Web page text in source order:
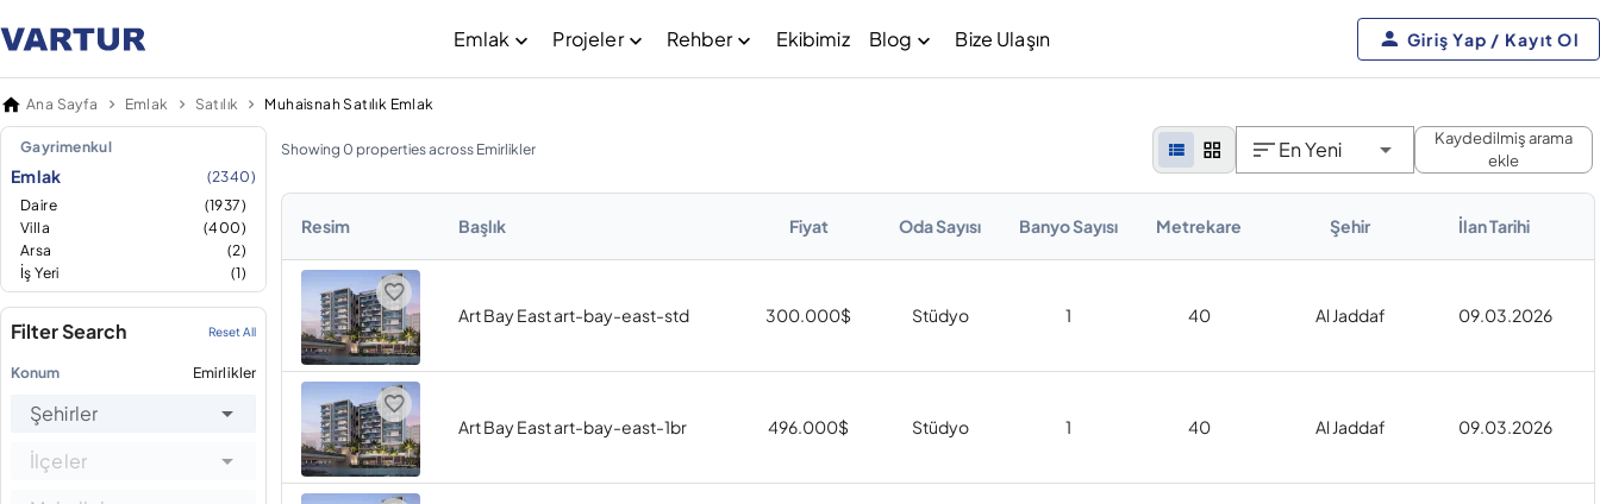
Emlak Projeler Rehber Ekibimiz Blog Bize Ulaşın Giriş Yap / Kayıt Ol
Ana Sayfa Emlak Satılık Muhaisnah Satılık Emlak
Gayrimenkul
Emlak
(2340)
Daire
(1937)
Villa
(400)
Arsa
(2)
İş Yeri
(1)
Filter Search Reset All
Konum Emirlikler
Şehirler
İlçeler
Showing 0 properties across Emirlikler En Yeni
Kaydedilmiş arama
ekle
Resim Başlık Fiyat Oda Sayısı Banyo Sayısı Metrekare Şehir İlan Tarihi
Art Bay East art-bay-east-std 300.000$ Stüdyo 1 40 Al Jaddaf 09.03.2026
Art Bay East art-bay-east-1br 496.000$ Stüdyo 1 40 Al Jaddaf 09.03.2026